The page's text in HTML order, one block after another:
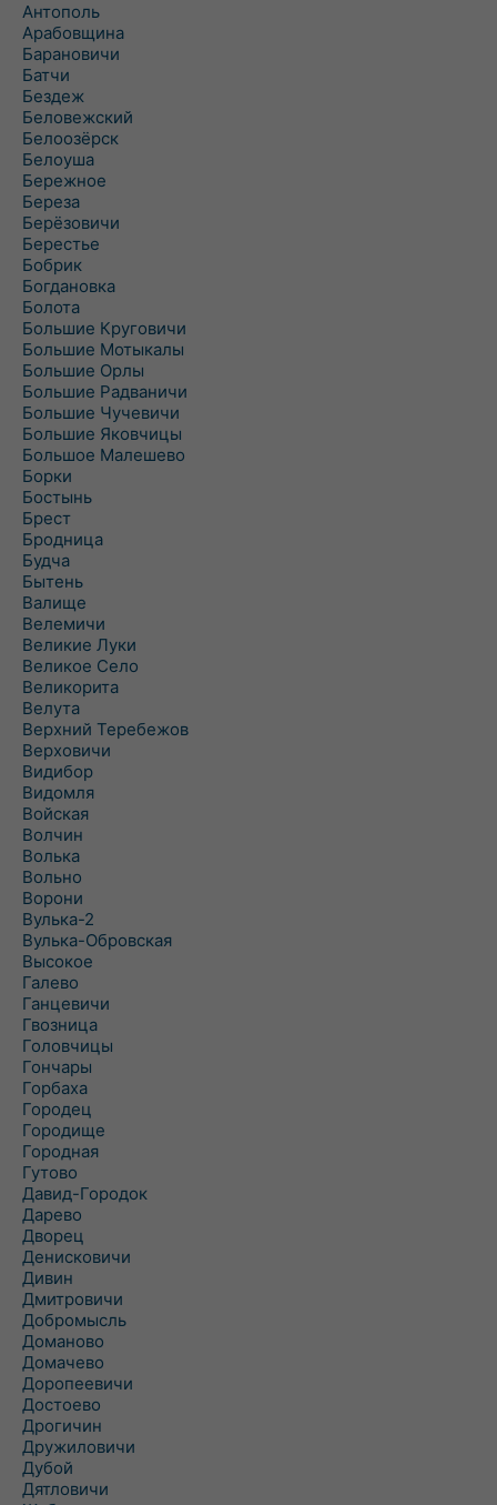
Антополь
Арабовщина
Барановичи
Батчи
Бездеж
Беловежский
Белоозёрск
Белоуша
Бережное
Береза
Берёзовичи
Берестье
Бобрик
Богдановка
Болота
Большие Круговичи
Большие Мотыкалы
Большие Орлы
Большие Радваничи
Большие Чучевичи
Большие Яковчицы
Большое Малешево
Борки
Бостынь
Брест
Бродница
Будча
Бытень
Валище
Велемичи
Великие Луки
Великое Село
Великорита
Велута
Верхний Теребежов
Верховичи
Видибор
Видомля
Войская
Волчин
Волька
Вольно
Ворони
Вулька-2
Вулька-Обровская
Высокое
Галево
Ганцевичи
Гвозница
Головчицы
Гончары
Горбаха
Городец
Городище
Городная
Гутово
Давид-Городок
Дарево
Дворец
Денисковичи
Дивин
Дмитровичи
Добромысль
Доманово
Домачево
Доропеевичи
Достоево
Дрогичин
Дружиловичи
Дубой
Дятловичи